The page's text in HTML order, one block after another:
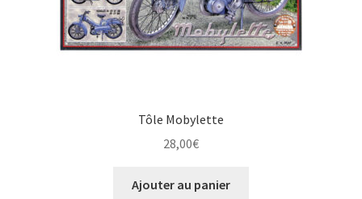
Tôle Mobylette
28,00€
Ajouter au panier